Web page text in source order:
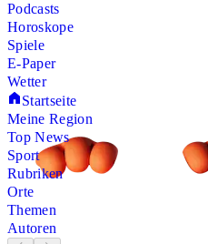
Podcasts
Horoskope
Spiele
E-Paper
Wetter
Startseite
Meine Region
Top News
Sport
Rubriken
Orte
Themen
Autoren